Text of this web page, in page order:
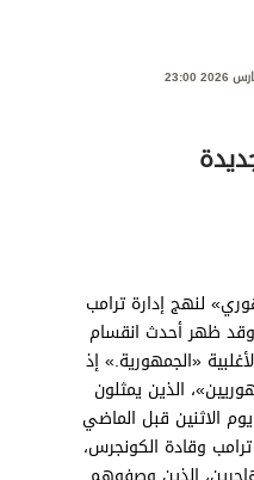
لنهج إدارة ترامب
ظهر أحدث انقسام
«الجمهورية.» إذ
الذين يمثلون
الاثنين قبل الماضي
وقادة الكونجرس،